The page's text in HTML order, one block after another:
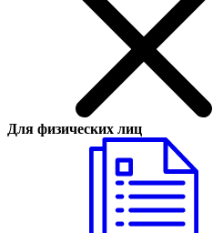
Для физических лиц